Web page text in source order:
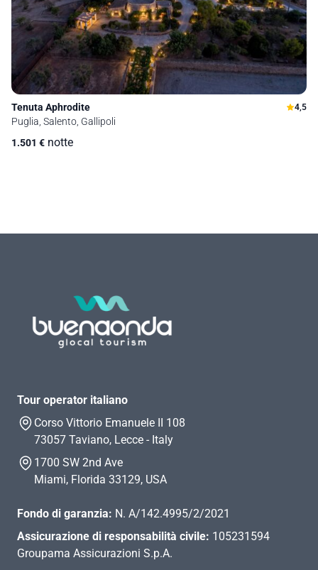
Tenuta Aphrodite 4,5
Puglia, Salento, Gallipoli
1.501 € notte
Tour operator italiano
Corso Vittorio Emanuele II 108
73057 Taviano, Lecce - Italy
1700 SW 2nd Ave
Miami, Florida 33129, USA
Fondo di garanzia: N. A/142.4995/2/2021
Assicurazione di responsabilità civile: 105231594
Groupama Assicurazioni S.p.A.